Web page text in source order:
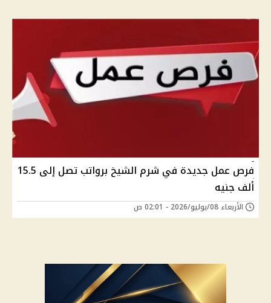
فرص عمل جديدة في شرم الشيخ برواتب تصل إلى 15.5
ألف جنيه
الأربعاء 08/يوليو/2026 - 02:01 ص